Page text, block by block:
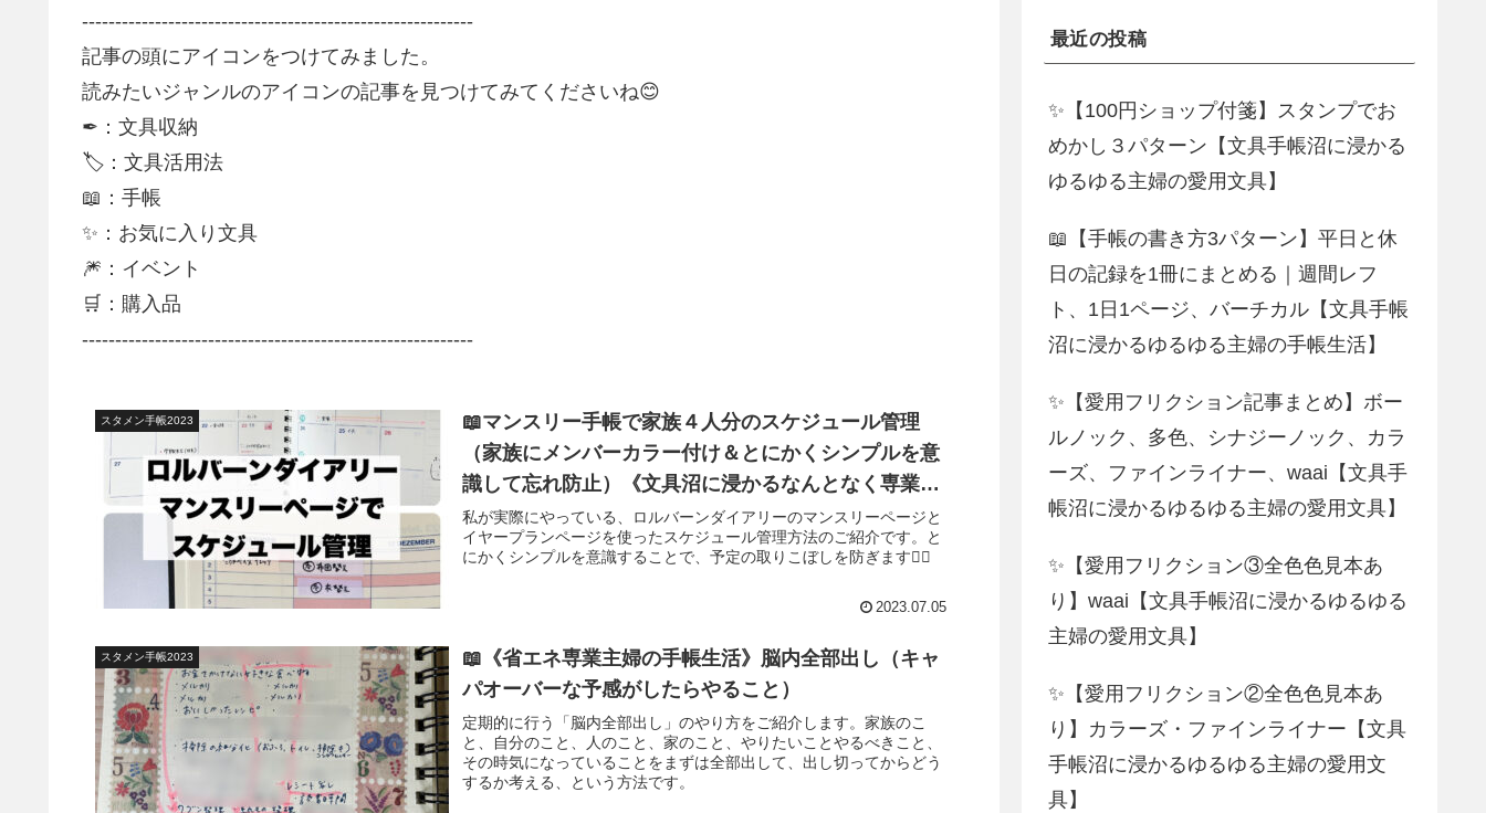
-----------------------------------------------------------
記事の頭にアイコンをつけてみました。
読みたいジャンルのアイコンの記事を見つけてみてくださいね😊
✒：文具収納
🏷：文具活用法
📖：手帳
✨：お気に入り文具
🎆：イベント
🛒：購入品
-----------------------------------------------------------
スタメン手帳2023
📖マンスリー手帳で家族４人分のスケジュール管理
（家族にメンバーカラー付け＆とにかくシンプルを意
識して忘れ防止）《文具沼に浸かるなんとなく専業主
婦の手帳生活》
私が実際にやっている、ロルバーンダイアリーのマンスリーページと
イヤープランページを使ったスケジュール管理方法のご紹介です。と
にかくシンプルを意識することで、予定の取りこぼしを防ぎます👍🏻
2023.07.05
スタメン手帳2023
📖《省エネ専業主婦の手帳生活》脳内全部出し（キャ
パオーバーな予感がしたらやること）
定期的に行う「脳内全部出し」のやり方をご紹介します。家族のこ
と、自分のこと、人のこと、家のこと、やりたいことやるべきこと、
その時気になっていることをまずは全部出して、出し切ってからどう
するか考える、という方法です。
最近の投稿
✨【100円ショップ付箋】スタンプでお
めかし３パターン【文具手帳沼に浸かる
ゆるゆる主婦の愛用文具】
📖【手帳の書き方3パターン】平日と休
日の記録を1冊にまとめる｜週間レフ
ト、1日1ページ、バーチカル【文具手帳
沼に浸かるゆるゆる主婦の手帳生活】
✨【愛用フリクション記事まとめ】ボー
ルノック、多色、シナジーノック、カラ
ーズ、ファインライナー、waai【文具手
帳沼に浸かるゆるゆる主婦の愛用文具】
✨【愛用フリクション③全色色見本あ
り】waai【文具手帳沼に浸かるゆるゆる
主婦の愛用文具】
✨【愛用フリクション②全色色見本あ
り】カラーズ・ファインライナー【文具
手帳沼に浸かるゆるゆる主婦の愛用文
具】